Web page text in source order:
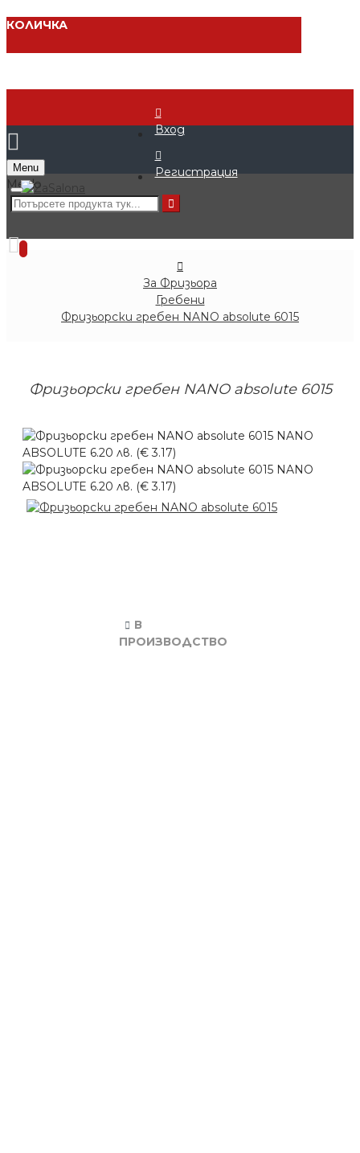
КОЛИЧКА
Вход
Регистрация
Menu
0
За Фризьора
Гребени
Фризьорски гребен NANO absolute 6015
Фризьорски гребен NANO absolute 6015
В
ПРОИЗВОДСТВО